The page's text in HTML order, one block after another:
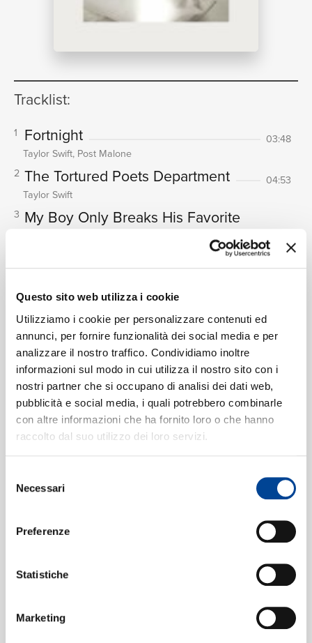
Questo sito web utilizza i cookie
Utilizziamo i cookie per personalizzare contenuti ed
annunci, per fornire funzionalità dei social media e per
analizzare il nostro traffico. Condividiamo inoltre
informazioni sul modo in cui utilizza il nostro sito con i
nostri partner che si occupano di analisi dei dati web,
pubblicità e social media, i quali potrebbero combinarle
con altre informazioni che ha fornito loro o che hanno
raccolto dal suo utilizzo dei loro servizi.
delNecessari
Preferenze
Statistiche
Marketing
Tracklist:
1 Fortnight
03:48
Taylor Swift, Post Malone
2 The Tortured Poets Department
04:53
Taylor Swift
3 My Boy Only Breaks His Favorite
03:23
Taylor Swift
5 So Long, London
04:22
Taylor Swift
6 But Daddy I Love Him
05:40
Taylor Swift
7 Fresh Out The Slammer
03:30
Taylor Swift
8 Florida!!!
9 Guilty as Sin?
04:14
10Who’s Afraid of Little Old Me?
05:34
I Can Fix Him (No Really I Can)
02:36
loml
04:37
Taylor Swift
NEWS
RICERCA
CHI
SIAMO
CONTATTI